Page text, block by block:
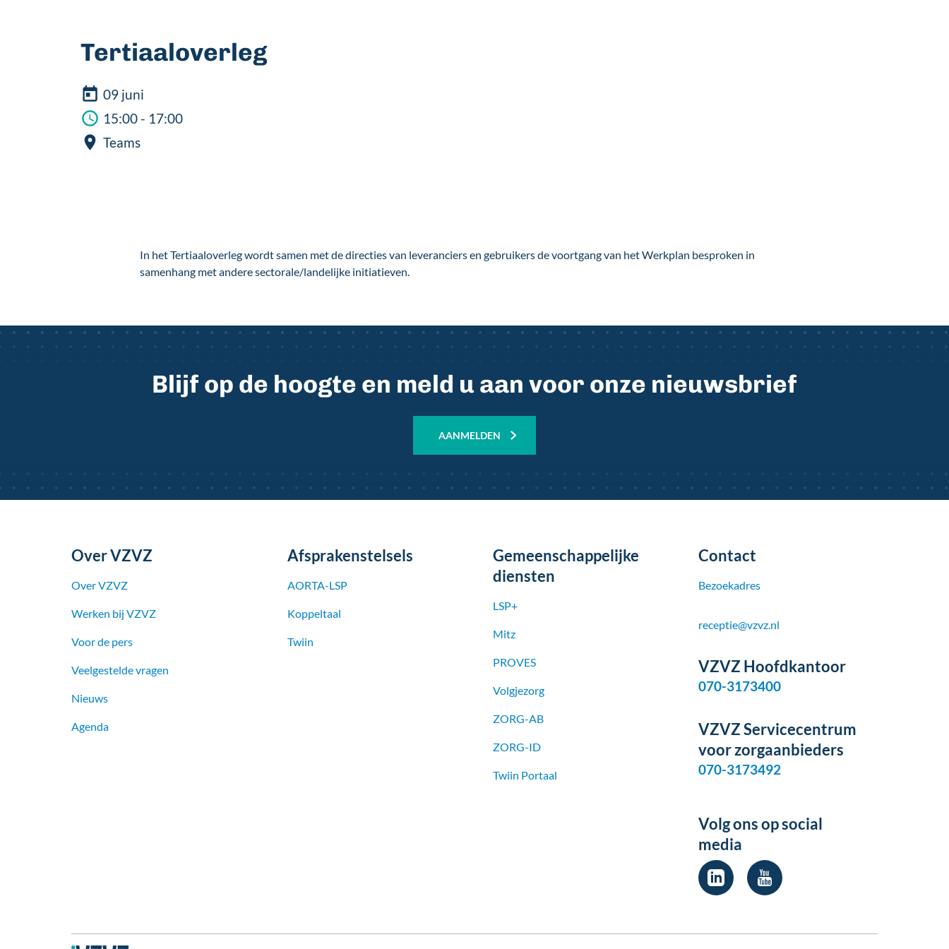
Tertiaaloverleg
09 juni
15:00 - 17:00
Teams
In het Tertiaaloverleg wordt samen met de directies van leveranciers en gebruikers de voortgang van het Werkplan besproken in
samenhang met andere sectorale/landelijke initiatieven.
Blijf op de hoogte en meld u aan voor onze nieuwsbrief
AANMELDEN
Over VZVZ
Over VZVZ
Werken bij VZVZ
Voor de pers
Veelgestelde vragen
Nieuws
Agenda
Afsprakenstelsels
AORTA-LSP
Koppeltaal
Twiin
Gemeenschappelijke
diensten
LSP+
Mitz
PROVES
Volgjezorg
ZORG-AB
ZORG-ID
Twiin Portaal
Contact
Bezoekadres
receptie@vzvz.nl
VZVZ Hoofdkantoor
070-3173400
VZVZ Servicecentrum
voor zorgaanbieders
070-3173492
Volg ons op social
media